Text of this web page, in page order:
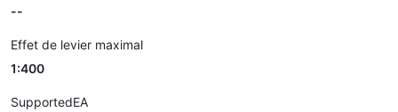
--
Effet de levier maximal
1:400
SupportedEA